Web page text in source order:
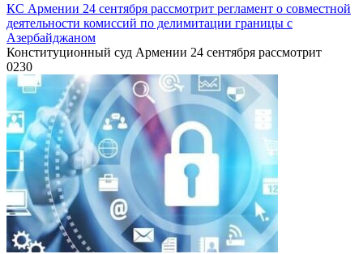
КС Армении 24 сентября рассмотрит регламент о совместной
деятельности комиссий по делимитации границы с
Азербайджаном
Конституционный суд Армении 24 сентября рассмотрит
0230